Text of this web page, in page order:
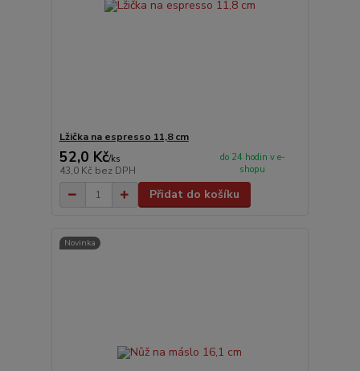
Lžička na espresso 11,8 cm
52,0 Kč/ks
43,0 Kč bez DPH
do 24 hodin v e-
shopu
Přidat do košíku
Novinka